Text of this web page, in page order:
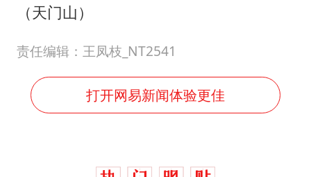
（天门山）
责任编辑：王凤枝_NT2541
打开网易新闻体验更佳